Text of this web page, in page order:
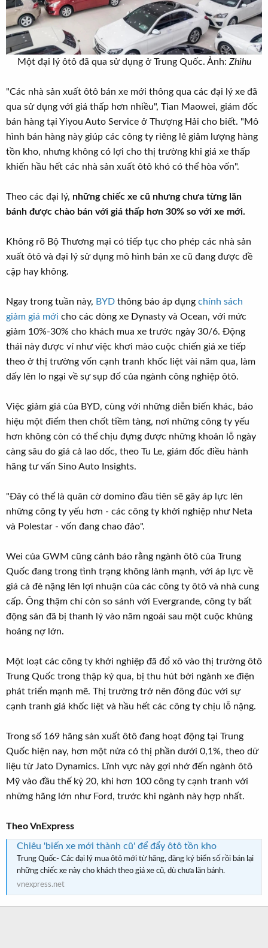
Một đại lý ôtô đã qua sử dụng ở Trung Quốc. Ảnh: Zhihu
"Các nhà sản xuất ôtô bán xe mới thông qua các đại lý xe đã
qua sử dụng với giá thấp hơn nhiều", Tian Maowei, giám đốc
bán hàng tại Yiyou Auto Service ở Thượng Hải cho biết. "Mô
hình bán hàng này giúp các công ty riêng lẻ giảm lượng hàng
tồn kho, nhưng không có lợi cho thị trường khi giá xe thấp
khiến hầu hết các nhà sản xuất ôtô khó có thể hòa vốn".
Theo các đại lý, những chiếc xe cũ nhưng chưa từng lăn
bánh được chào bán với giá thấp hơn 30% so với xe mới.
Không rõ Bộ Thương mại có tiếp tục cho phép các nhà sản
xuất ôtô và đại lý sử dụng mô hình bán xe cũ đang được đề
cập hay không.
Ngay trong tuần này, BYD thông báo áp dụng chính sách
giảm giá mới cho các dòng xe Dynasty và Ocean, với mức
giảm 10%-30% cho khách mua xe trước ngày 30/6. Động
thái này được ví như việc khơi mào cuộc chiến giá xe tiếp
theo ở thị trường vốn cạnh tranh khốc liệt vài năm qua, làm
dấy lên lo ngại về sự sụp đổ của ngành công nghiệp ôtô.
Việc giảm giá của BYD, cùng với những diễn biến khác, báo
hiệu một điểm then chốt tiềm tàng, nơi những công ty yếu
hơn không còn có thể chịu đựng được những khoản lỗ ngày
càng sâu do giá cả lao dốc, theo Tu Le, giám đốc điều hành
hãng tư vấn Sino Auto Insights.
"Đây có thể là quân cờ domino đầu tiên sẽ gây áp lực lên
những công ty yếu hơn - các công ty khởi nghiệp như Neta
và Polestar - vốn đang chao đảo".
Wei của GWM cũng cảnh báo rằng ngành ôtô của Trung
Quốc đang trong tình trạng không lành mạnh, với áp lực về
giá cả đè nặng lên lợi nhuận của các công ty ôtô và nhà cung
cấp. Ông thậm chí còn so sánh với Evergrande, công ty bất
động sản đã bị thanh lý vào năm ngoái sau một cuộc khủng
hoảng nợ lớn.
Một loạt các công ty khởi nghiệp đã đổ xô vào thị trường ôtô
Trung Quốc trong thập kỷ qua, bị thu hút bởi ngành xe điện
phát triển mạnh mẽ. Thị trường trở nên đông đúc với sự
cạnh tranh giá khốc liệt và hầu hết các công ty chịu lỗ nặng.
Trong số 169 hãng sản xuất ôtô đang hoạt động tại Trung
Quốc hiện nay, hơn một nửa có thị phần dưới 0,1%, theo dữ
liệu từ Jato Dynamics. Lĩnh vực này gợi nhớ đến ngành ôtô
Mỹ vào đầu thế kỷ 20, khi hơn 100 công ty cạnh tranh với
những hãng lớn như Ford, trước khi ngành này hợp nhất.
Theo VnExpress
Chiêu 'biến xe mới thành cũ' để đẩy ôtô tồn kho
Trung Quốc- Các đại lý mua ôtô mới từ hãng, đăng ký biển số rồi bán lại
những chiếc xe này cho khách theo giá xe cũ, dù chưa lăn bánh.
vnexpress.net